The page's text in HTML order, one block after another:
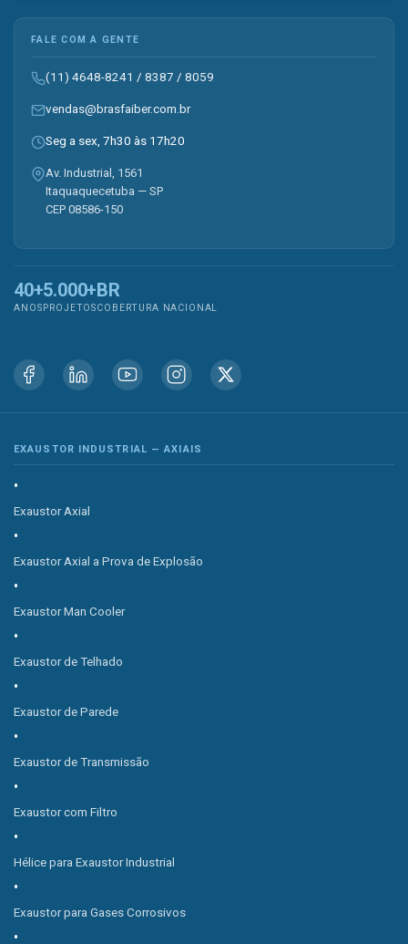
FALE COM A GENTE
(11) 4648-8241 / 8387 / 8059
vendas@brasfaiber.com.br
Seg a sex, 7h30 às 17h20
Av. Industrial, 1561
Itaquaquecetuba — SP
CEP 08586-150
40+
ANOS
5.000+
PROJETOS
BR
COBERTURA NACIONAL
EXAUSTOR INDUSTRIAL — AXIAIS
Exaustor Axial
Exaustor Axial a Prova de Explosão
Exaustor Man Cooler
Exaustor de Telhado
Exaustor de Parede
Exaustor de Transmissão
Exaustor com Filtro
Hélice para Exaustor Industrial
Exaustor para Gases Corrosivos